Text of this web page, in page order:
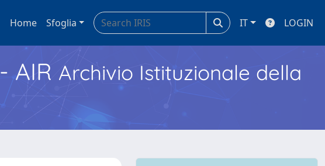
Home Sfoglia IT LOGIN
- AIR Archivio Istituzionale della